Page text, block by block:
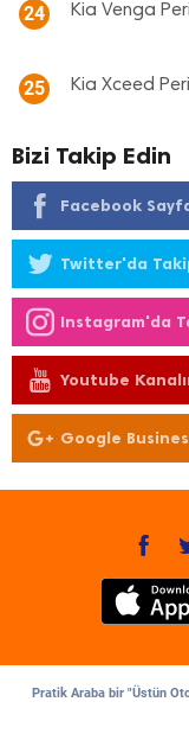
24 Kia Venga
25 Kia Xceed
Bizi Takip Edin
Facebook
Twitter'da
Instagram'da
Youtube
Google
Pratik Araba bir "Üstün